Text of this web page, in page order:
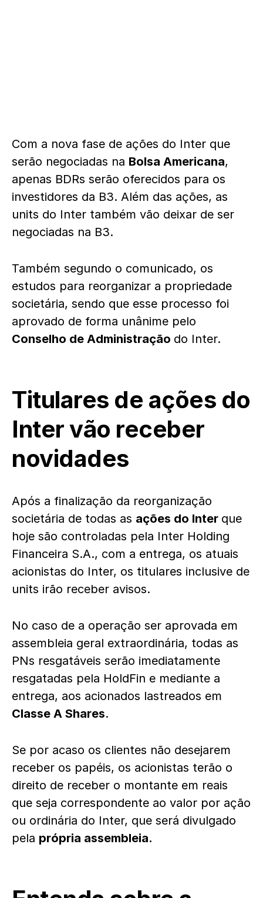
Com a nova fase de ações do Inter que
serão negociadas na Bolsa Americana,
apenas BDRs serão oferecidos para os
investidores da B3. Além das ações, as
units do Inter também vão deixar de ser
negociadas na B3.
Também segundo o comunicado, os
estudos para reorganizar a propriedade
societária, sendo que esse processo foi
aprovado de forma unânime pelo
Conselho de Administração do Inter.
Titulares de ações do
Inter vão receber
novidades
Após a finalização da reorganização
societária de todas as ações do Inter que
hoje são controladas pela Inter Holding
Financeira S.A., com a entrega, os atuais
acionistas do Inter, os titulares inclusive de
units irão receber avisos.
No caso de a operação ser aprovada em
assembleia geral extraordinária, todas as
PNs resgatáveis serão imediatamente
resgatadas pela HoldFin e mediante a
entrega, aos acionados lastreados em
Classe A Shares.
Se por acaso os clientes não desejarem
receber os papéis, os acionistas terão o
direito de receber o montante em reais
que seja correspondente ao valor por ação
ou ordinária do Inter, que será divulgado
pela própria assembleia.